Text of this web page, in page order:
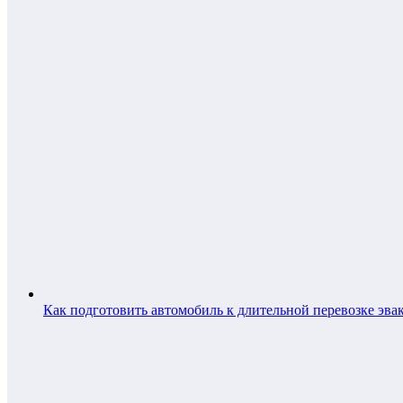
Как подготовить автомобиль к длительной перевозке